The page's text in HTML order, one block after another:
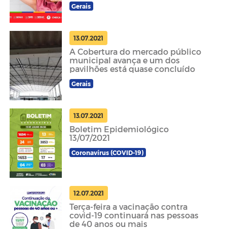
Gerais
13.07.2021
A Cobertura do mercado público
municipal avança e um dos
pavilhões está quase concluído
Gerais
13.07.2021
Boletim Epidemiológico
13/07/2021
Coronavírus (COVID-19)
12.07.2021
Terça-feira a vacinação contra
covid-19 continuará nas pessoas
de 40 anos ou mais